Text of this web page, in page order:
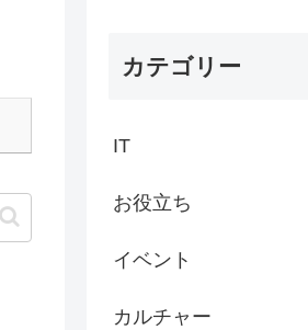
カテゴリー
IT
お役立ち
イベント
カルチャー